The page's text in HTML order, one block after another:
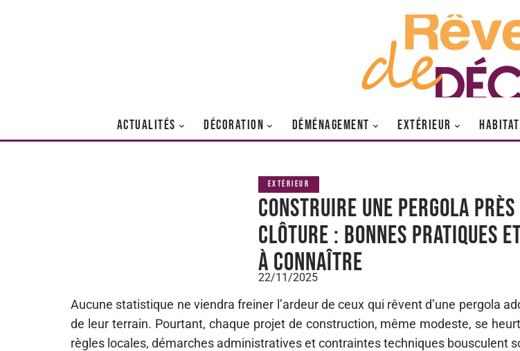
ACTUALITÉS DÉCORATION DÉMÉNAGEMENT EXTÉRIEUR HABITAT
EXTÉRIEUR
Construire une pergola
clôture : bonnes pratiques
à connaître
22/11/2025
Aucune statistique ne viendra freiner l’ardeur de ceux qui rêvent d’une pergola
de leur terrain. Pourtant, chaque projet de construction, même modeste, se
règles locales, démarches administratives et contraintes techniques bousculent